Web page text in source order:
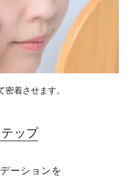
着させます。
ップ
ーションを